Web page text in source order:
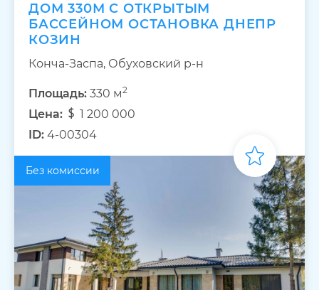
ДОМ 330М С ОТКРЫТЫМ
БАССЕЙНОМ ОСТАНОВКА ДНЕПР
КОЗИН
Конча-Заспа, Обуховский р-н
Площадь: 330 м2
Цена:
1 200 000
ID: 4-00304
Без комиссии